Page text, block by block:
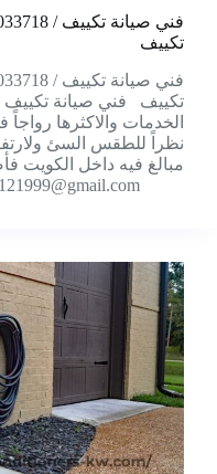
تكييف
تكييف فني صيانة تكييف
الخدمات والاكثرها
نظراً للطقس السئ
مبالغ فيه داخل الكويت